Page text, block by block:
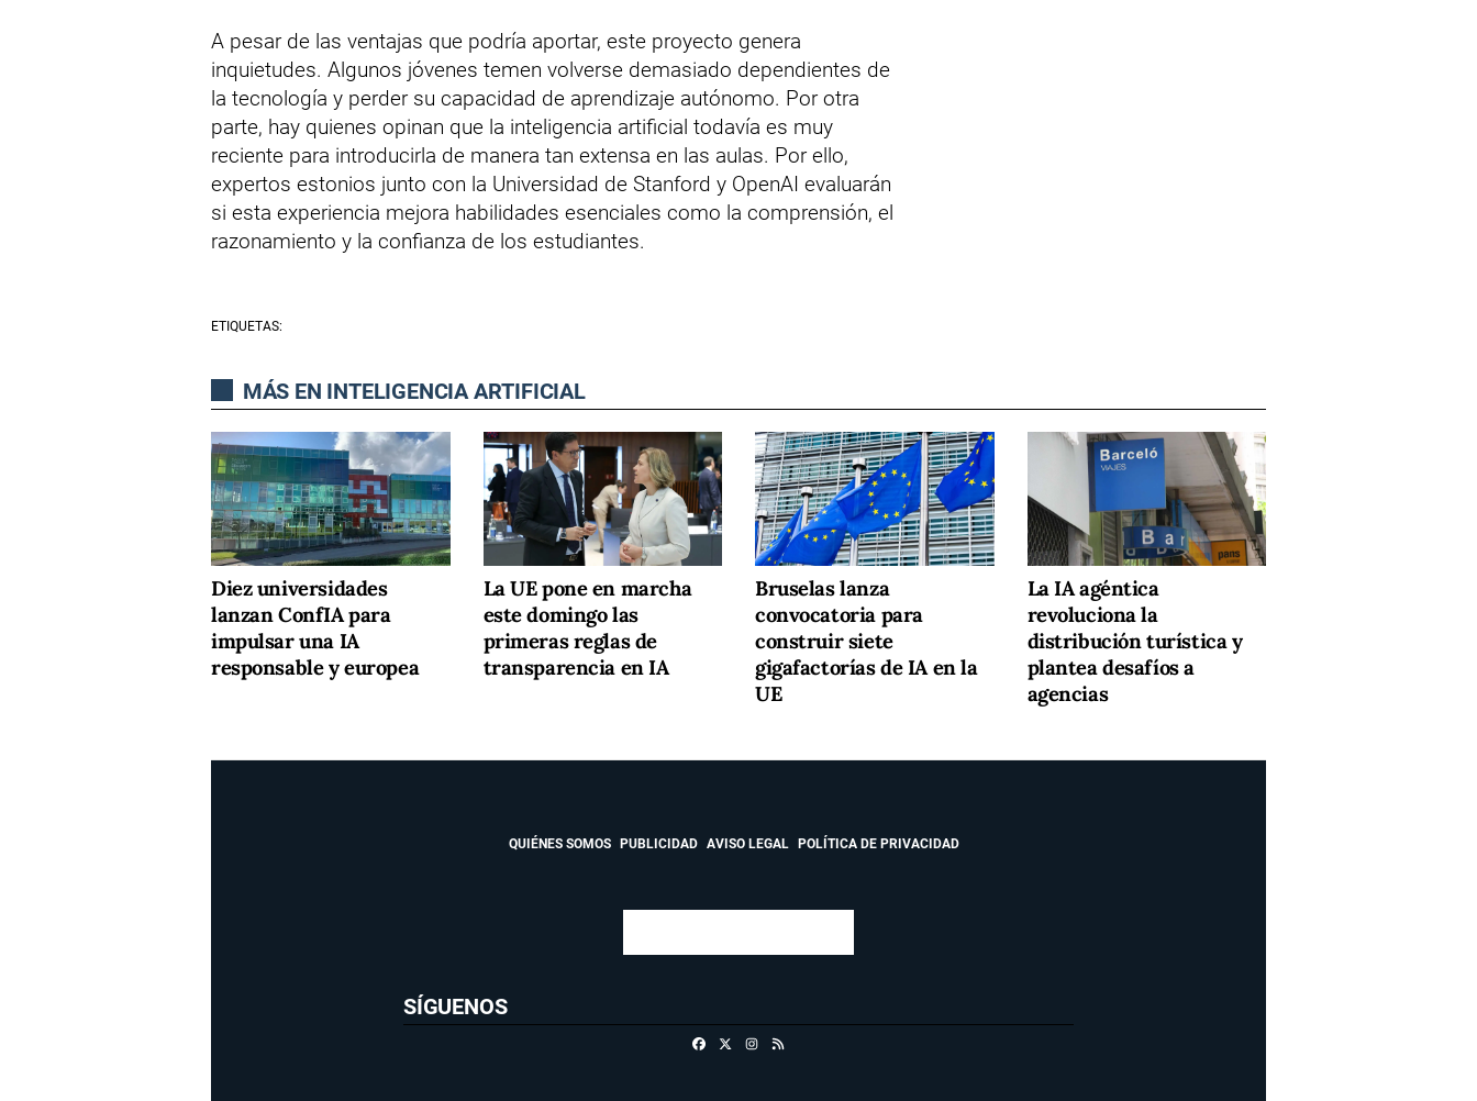
A pesar de las ventajas que podría aportar, este proyecto genera
inquietudes. Algunos jóvenes temen volverse demasiado dependientes de
la tecnología y perder su capacidad de aprendizaje autónomo. Por otra
parte, hay quienes opinan que la inteligencia artificial todavía es muy
reciente para introducirla de manera tan extensa en las aulas. Por ello,
expertos estonios junto con la Universidad de Stanford y OpenAI evaluarán
si esta experiencia mejora habilidades esenciales como la comprensión, el
razonamiento y la confianza de los estudiantes.
ETIQUETAS:
MÁS EN INTELIGENCIA ARTIFICIAL
Diez universidades
lanzan ConfIA para
impulsar una IA
responsable y europea
La UE pone en marcha
este domingo las
primeras reglas de
transparencia en IA
Bruselas lanza
convocatoria para
construir siete
gigafactorías de IA en la
UE
La IA agéntica
revoluciona la
distribución turística y
plantea desafíos a
agencias
QUIÉNES SOMOS PUBLICIDAD AVISO LEGAL POLÍTICA DE PRIVACIDAD
SÍGUENOS
FacebookInstagram